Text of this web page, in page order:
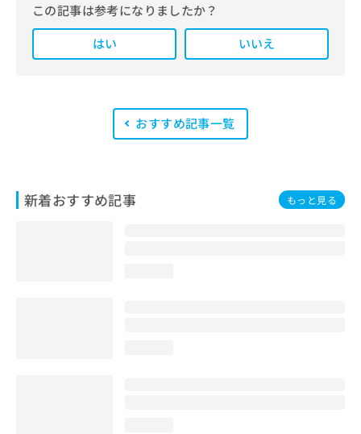
また、医療広告ガイドラインに準拠し
た編集体制を整えており、編集部内に
は、一般社団法人薬機法医療法規格協
います。
この記事は参考になりましたか？
はい
いいえ
おすすめ記事一覧
新着おすすめ記事 もっと見る